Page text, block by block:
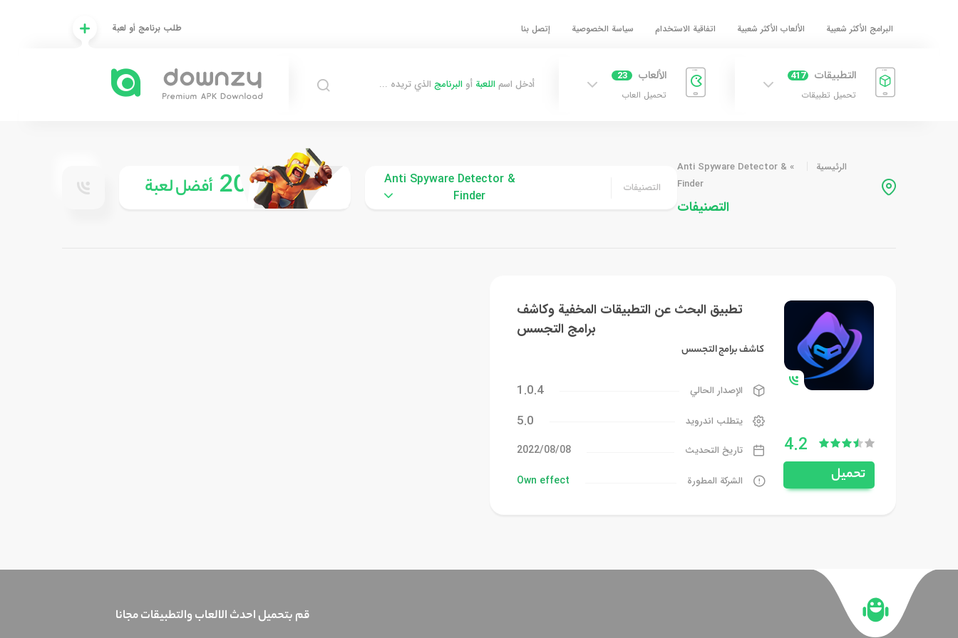
البرامج الأكثر شعبية الألعاب الأكثر شعبية اتفاقية الاستخدام سياسة الخصوصية إتصل بنا طلب برنامج أو لعبة
التطبيقات 417
تحميل تطبيقات
الألعاب 23
تحميل العاب
أدخل اسم اللعبة أو البرنامج الذي تريده ...
الرئيسية »
Anti Spyware Detector &
Finder
التصنيفات
التصنيفات
Anti Spyware Detector &
Finder
20 أفضل لعبة
4.2
تحميل
تطبيق البحث عن التطبيقات المخفية وكاشف
برامج التجسس
كاشف برامج التجسس
الإصدار الحالي 1.0.4
يتطلب اندرويد 5.0
تاريخ التحديث 08‏/08‏/2022
الشركة المطورة Own effect
قم بتحميل احدث الالعاب والتطبيقات مجانا